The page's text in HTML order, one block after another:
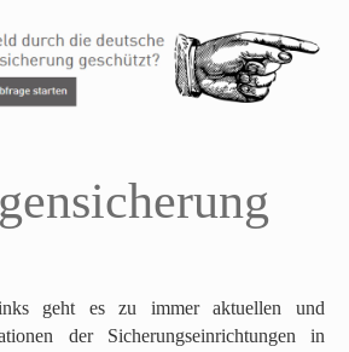
geht es zu immer aktuellen und
der Sicherungseinrichtungen in